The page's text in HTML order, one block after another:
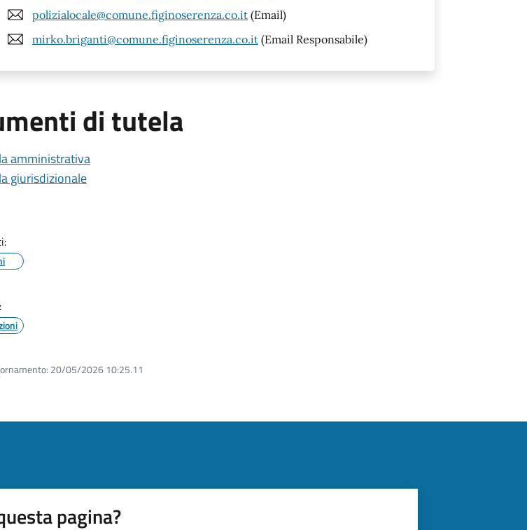
polizialocale@comune.figinoserenza.co.it (Email)
mirko.briganti@comune.figinoserenza.co.it (Email Responsabile)
di tutela
amministrativa
giurisdizionale
20/05/2026 10:25.11
pagina?